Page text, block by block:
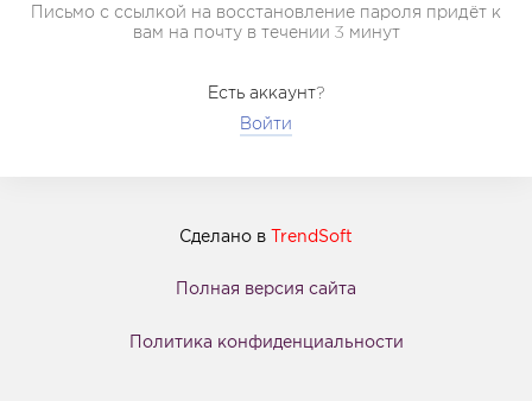
Письмо с ссылкой на восстановление пароля придёт к
вам на почту в течении 3 минут
Есть аккаунт?
Войти
Сделано в TrendSoft
Полная версия сайта
Политика конфиденциальности